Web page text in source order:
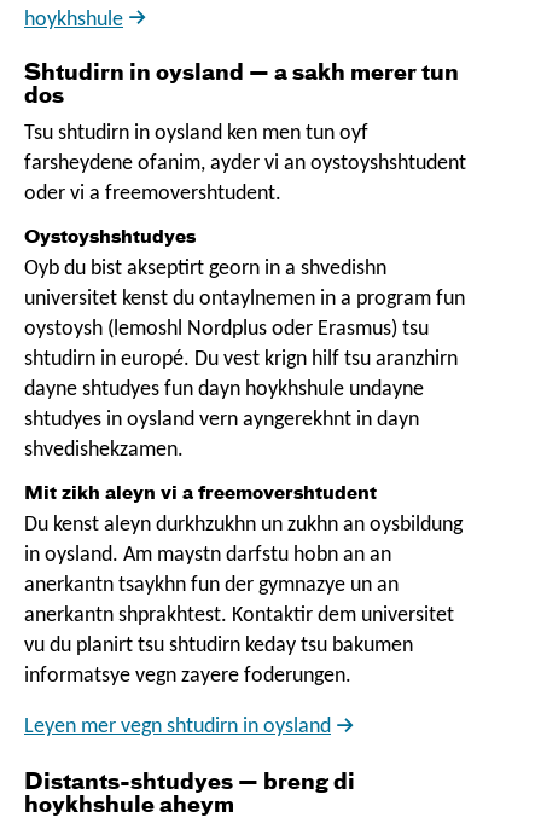
hoykhshule
Shtudirn in oysland — a sakh merer tun
dos
Tsu shtudirn in oysland ken men tun oyf
farsheydene ofanim, ayder vi an oystoyshshtudent
oder vi a freemovershtudent.
Oystoyshshtudyes
Oyb du bist akseptirt georn in a shvedishn
universitet kenst du ontaylnemen in a program fun
oystoysh (lemoshl Nordplus oder Erasmus) tsu
shtudirn in europé. Du vest krign hilf tsu aranzhirn
dayne shtudyes fun dayn hoykhshule undayne
shtudyes in oysland vern ayngerekhnt in dayn
shvedishekzamen.
Mit zikh aleyn vi a freemovershtudent
Du kenst aleyn durkhzukhn un zukhn an oysbildung
in oysland. Am maystn darfstu hobn an an
anerkantn tsaykhn fun der gymnazye un an
anerkantn shprakhtest. Kontaktir dem universitet
vu du planirt tsu shtudirn keday tsu bakumen
informatsye vegn zayere foderungen.
Leyen mer vegn shtudirn in oysland
Distants-shtudyes — breng di
hoykhshule aheym